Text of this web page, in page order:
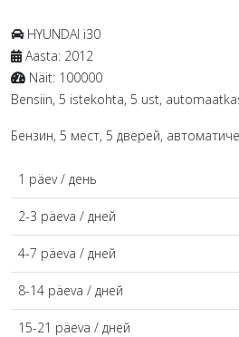
HYUNDAI i30
Aasta: 2012
Näit: 100000
Bensiin, 5 istekohta, 5 ust,
Бензин, 5 мест, 5 дверей,
1 päev / день
2-3 päeva / дней
4-7 päeva / дней
8-14 päeva / дней
15-21 päeva / дней